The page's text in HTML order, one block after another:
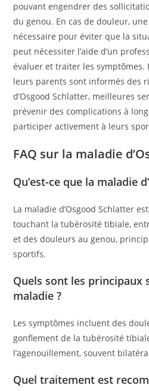
pouvant engendrer des
du genou. En cas de douleur,
nécessaire pour éviter que la
peut nécessiter l’aide d’un
évaluer et traiter les symptômes.
leurs parents sont informés des
d’Osgood Schlatter, meilleures
prévenir des complications à
participer activement à leurs
FAQ sur la maladie
Qu’est-ce que la maladie
La maladie d’Osgood Schlatter
touchant la tubérosité tibiale,
et des douleurs au genou,
sportifs.
Quels sont les principaux
maladie ?
Les symptômes incluent des
gonflement de la tubérosité
l’agenouillement, souvent
Quel traitement est